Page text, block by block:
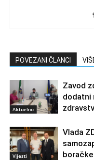
POVEZANI ČLANCI
Aktuelno
Zavod
dodatni
Vijesti
Vlada